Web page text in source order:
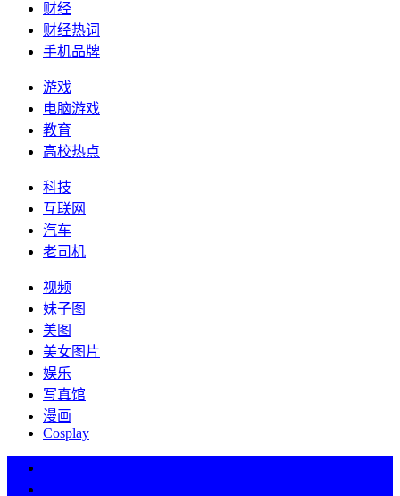
财经
财经热词
手机品牌
游戏
电脑游戏
教育
高校热点
科技
互联网
汽车
老司机
视频
妹子图
美图
美女图片
娱乐
写真馆
漫画
Cosplay